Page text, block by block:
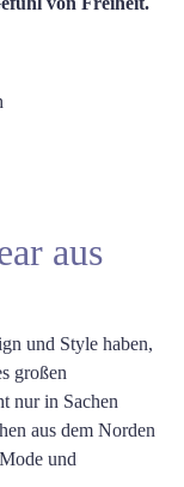
aus
und Style haben,
großen
nur in Sachen
aus dem Norden
und